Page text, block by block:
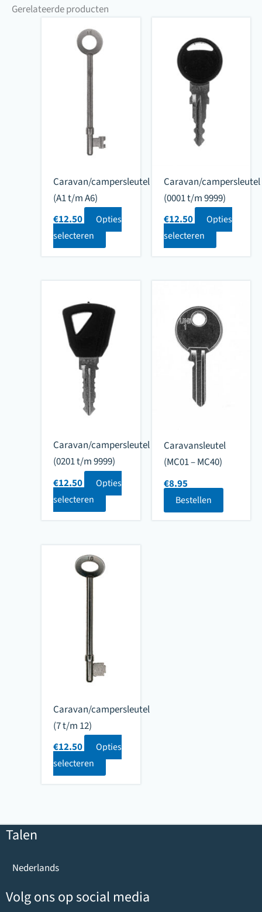
Gerelateerde producten
Caravan/campersleutel
(A1 t/m A6)
€12.50
Opties
selecteren
Caravan/campersleutel
(0001 t/m 9999)
€12.50
Opties
selecteren
Caravan/campersleutel
(0201 t/m 9999)
€12.50
Opties
selecteren
Caravansleutel
(MC01 – MC40)
€8.95
Bestellen
Caravan/campersleutel
(7 t/m 12)
€12.50
Opties
selecteren
Talen
Nederlands
Volg ons op social media